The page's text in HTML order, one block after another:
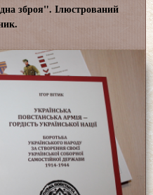
зброя". Ілюстрований